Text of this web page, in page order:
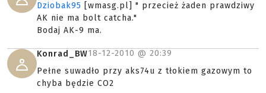
Dziobak95 [wmasg.pl] " przecież żaden prawdziwy
AK nie ma bolt catcha."
Bodaj AK-9 ma.
Konrad_BW18-12-2010 @ 20:39
Pełne suwadło przy aks74u z tłokiem gazowym to
chyba będzie CO2